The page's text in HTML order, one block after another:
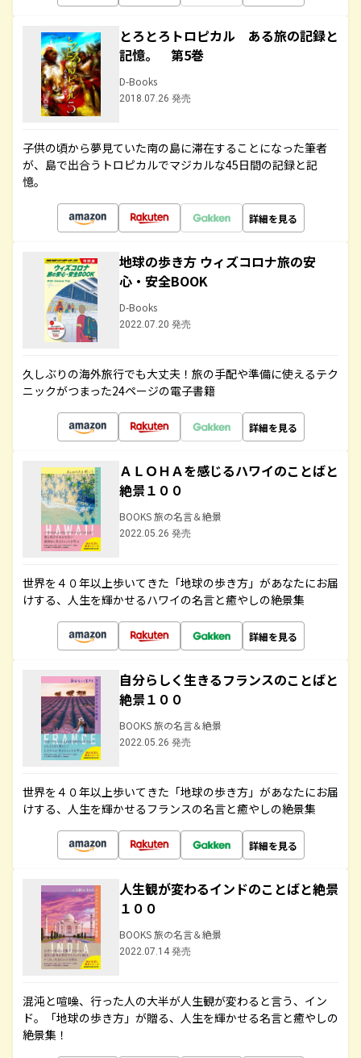
とろとろトロピカル ある旅の記録と
記憶。 第5巻
D-Books
2018.07.26 発売
子供の頃から夢見ていた南の島に滞在することになった筆者
が、島で出合うトロピカルでマジカルな45日間の記録と記
憶。
詳細を見る
地球の歩き方 ウィズコロナ旅の安
心・安全BOOK
D-Books
2022.07.20 発売
久しぶりの海外旅行でも大丈夫！旅の手配や準備に使えるテク
ニックがつまった24ページの電子書籍
詳細を見る
ＡＬＯＨＡを感じるハワイのことばと
絶景１００
BOOKS 旅の名言＆絶景
2022.05.26 発売
世界を４０年以上歩いてきた「地球の歩き方」があなたにお届
けする、人生を輝かせるハワイの名言と癒やしの絶景集
詳細を見る
自分らしく生きるフランスのことばと
絶景１００
BOOKS 旅の名言＆絶景
2022.05.26 発売
世界を４０年以上歩いてきた「地球の歩き方」があなたにお届
けする、人生を輝かせるフランスの名言と癒やしの絶景集
詳細を見る
人生観が変わるインドのことばと絶景
１００
BOOKS 旅の名言＆絶景
2022.07.14 発売
混沌と喧噪、行った人の大半が人生観が変わると言う、イン
ド。「地球の歩き方」が贈る、人生を輝かせる名言と癒やしの
絶景集！